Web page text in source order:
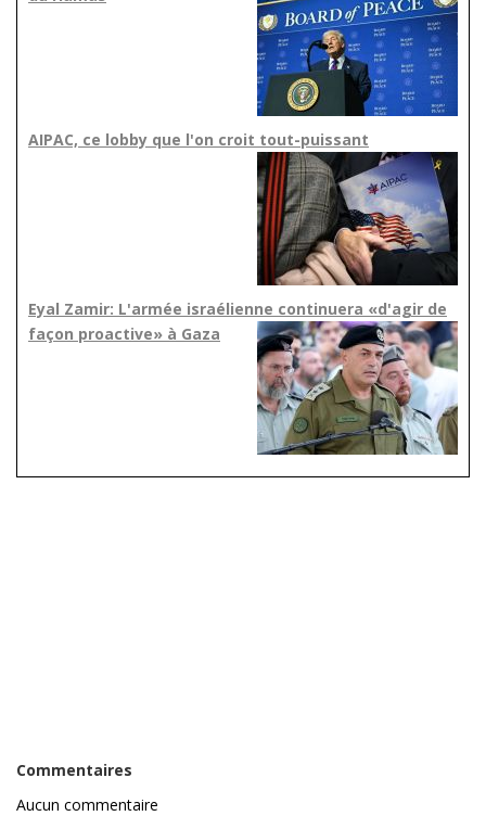
AIPAC, ce lobby que l'on croit tout-puissant
Eyal Zamir: L'armée israélienne continuera «d'agir de
façon proactive» à Gaza
Commentaires
Aucun commentaire